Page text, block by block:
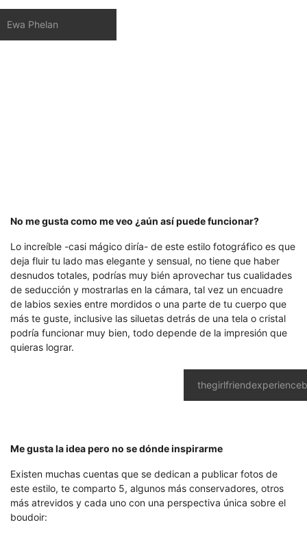
Ewa Phelan
No me gusta como me veo ¿aún así puede funcionar?
Lo increíble -casi mágico diría- de este estilo fotográfico es que
deja fluir tu lado mas elegante y sensual, no tiene que haber
desnudos totales, podrías muy bién aprovechar tus cualidades
de seducción y mostrarlas en la cámara, tal vez un encuadre
de labios sexies entre mordidos o una parte de tu cuerpo que
más te guste, inclusive las siluetas detrás de una tela o cristal
podría funcionar muy bien, todo depende de la impresión que
quieras lograr.
Me gusta la idea pero no se dónde inspirarme
Existen muchas cuentas que se dedican a publicar fotos de
este estilo, te comparto 5, algunos más conservadores, otros
más atrevidos y cada uno con una perspectiva única sobre el
boudoir: